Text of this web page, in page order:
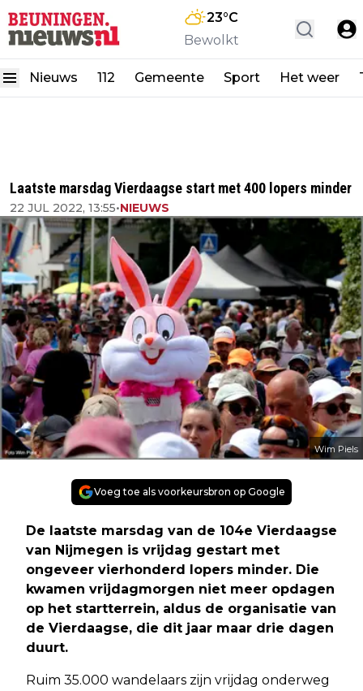
23°C
Bewolkt
Nieuws 112 Gemeente Sport Het weer
Laatste marsdag Vierdaagse start met 400 lopers minder
22 JUL 2022, 13:55•NIEUWS
Wim Piels
Voeg toe als voorkeursbron op Google
De laatste marsdag van de 104e Vierdaagse
van Nijmegen is vrijdag gestart met
ongeveer vierhonderd lopers minder. Die
kwamen vrijdagmorgen niet meer opdagen
op het startterrein, aldus de organisatie van
de Vierdaagse, die dit jaar maar drie dagen
duurt.
Ruim 35.000 wandelaars zijn vrijdag onderweg